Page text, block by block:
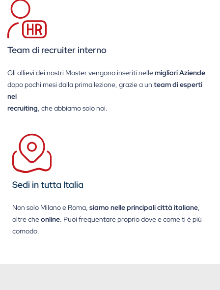
Team di recruiter interno
Gli allievi dei nostri Master vengono inseriti nellemigliori Aziende
dopo pochi mesi dalla prima lezione, grazie a un team di esperti
nel
recruiting, che abbiamo solo noi.
Sedi in tutta Italia
Non solo Milano e Roma, siamo nelle principali città italiane,
oltre cheonline. Puoi frequentare proprio dove e come ti è più
comodo.